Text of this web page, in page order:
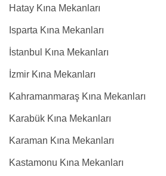
Hatay Kına Mekanları
Isparta Kına Mekanları
İstanbul Kına Mekanları
İzmir Kına Mekanları
Kahramanmaraş Kına Mekanları
Karabük Kına Mekanları
Karaman Kına Mekanları
Kastamonu Kına Mekanları